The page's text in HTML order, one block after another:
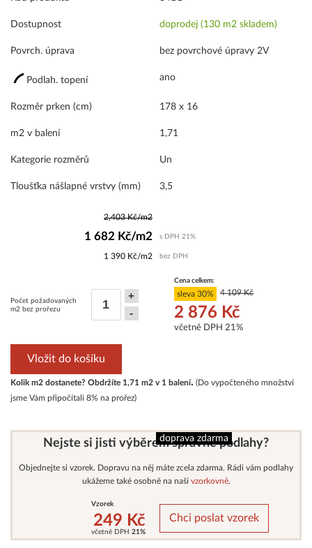
Dostupnost doprodej (130 m2 skladem)
Povrch. úprava bez povrchové úpravy 2V
Podlah. topení ano
Rozměr prken (cm) 178 x 16
m2 v balení 1,71
Kategorie rozměrů Un
Tloušťka nášlapné vrstvy (mm) 3,5
2,403 Kč/m2
1 682 Kč/m2 s DPH 21%
1 390 Kč/m2 bez DPH
Počet požadovaných
m2 bez prořezu
+
-
Cena celkem:
sleva 30% 4 109 Kč
2 876 Kč
včetně DPH21%
Kolik m2 dostanete? Obdržíte 1,71 m2 v 1 balení. (Do vypočteného množství
jsme Vám připočítali 8% na prořez)
doprava zdarma
Nejste si jisti výběrem správné podlahy?
Objednejte si vzorek. Dopravu na něj máte zcela zdarma. Rádi vám podlahy
ukážeme také osobně na naší vzorkovně.
Vzorek
249 Kč
včetně DPH 21%
Chci poslat vzorek